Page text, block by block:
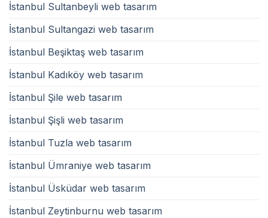
İstanbul Sultanbeyli web tasarım
İstanbul Sultangazi web tasarım
İstanbul Beşiktaş web tasarım
İstanbul Kadıköy web tasarım
İstanbul Şile web tasarım
İstanbul Şişli web tasarım
İstanbul Tuzla web tasarım
İstanbul Ümraniye web tasarım
İstanbul Üsküdar web tasarım
İstanbul Zeytinburnu web tasarım